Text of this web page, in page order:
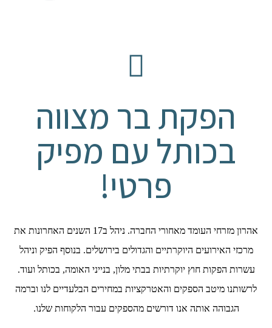
הפקת בר מצווה
בכותל עם מפיק
פרטי!
אהרון מזרחי העומד מאחורי החברה. ניהל ב17 השנים האחרונות את
מרכזי האירועים היוקרתיים והגדולים בירושלים. בנוסף הפיק וניהל
עשרות הפקות חוץ יוקרתיות בבתי מלון, בנייני האומה, בכותל ועוד.
לרשותנו מיטב הספקים והאטרקציות במחירים הבלעדיים לנו וברמה
הגבוהה אותה אנו דורשים מהספקים עבור הלקוחות שלנו.